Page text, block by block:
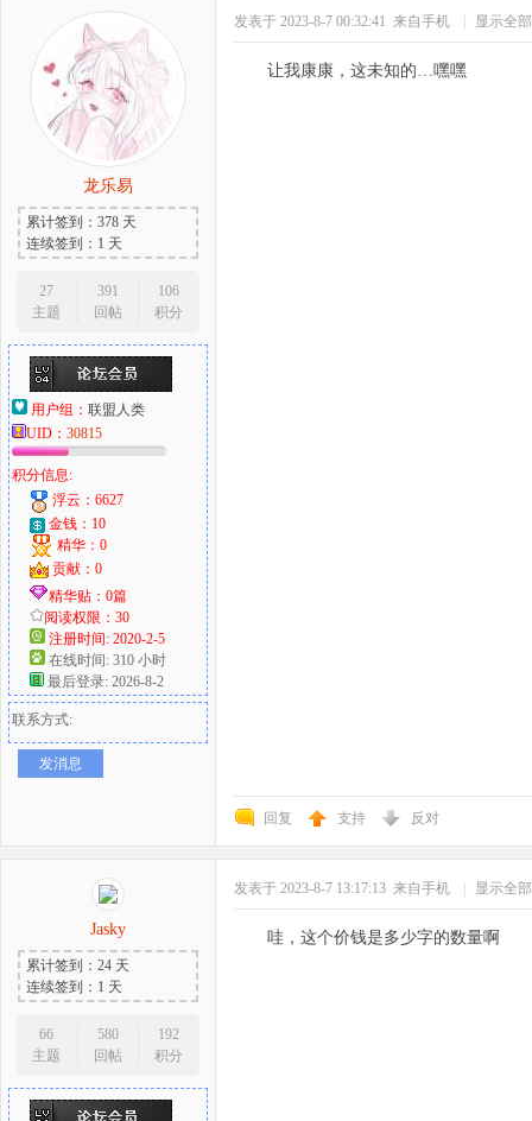
龙乐易
累计签到：378 天
连续签到：1 天
27
主题
391
回帖
106
积分
用户组： 联盟人类
UID： 30815
积分信息:
浮云：6627
金钱：10
精华：0
贡献：0
精华贴：0篇
阅读权限：30
注册时间: 2020-2-5
在线时间: 310 小时
最后登录: 2026-8-2
联系方式:
发消息
发表于 2023-8-7 00:32:41 来自手机 显示全
让我康康，这未知的…嘿嘿
回复 支持 反对
Jasky
累计签到：24 天
连续签到：1 天
66
主题
580
回帖
192
积分
发表于 2023-8-7 13:17:13 来自手机 显示全
哇，这个价钱是多少字的数量啊